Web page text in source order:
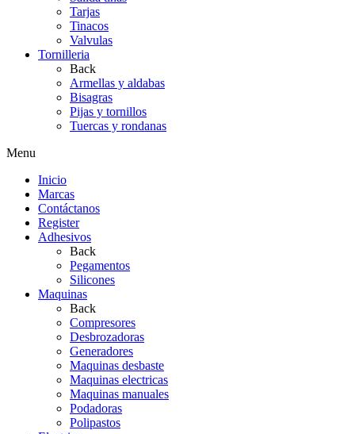
Tarjas
Tinacos
Valvulas
Tornilleria
Back
Armellas y aldabas
Bisagras
Pijas y tornillos
Tuercas y rondanas
Menu
Inicio
Marcas
Contáctanos
Register
Adhesivos
Back
Pegamentos
Silicones
Maquinas
Back
Compresores
Desbrozadoras
Generadores
Maquinas desbaste
Maquinas electricas
Maquinas manuales
Podadoras
Polipastos